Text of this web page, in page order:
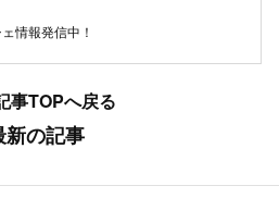
情報発信中！
事TOPへ戻る
新の記事